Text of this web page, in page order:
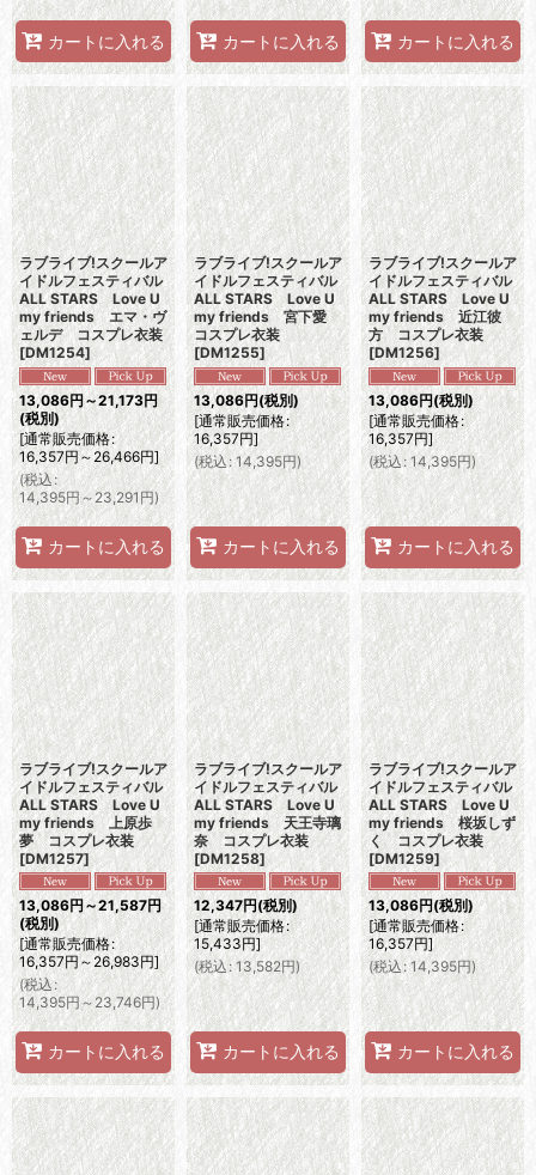
カートに入れる カートに入れる カートに入れる
ラブライブ!スクールア
イドルフェスティバル
ALL STARS Love U
my friends エマ・ヴ
ェルデ コスプレ衣装
[DM1254]
13,086円～21,173円
(税別)
[通常販売価格:
16,357円～26,466円]
(税込:
14,395円～23,291 円)
カートに入れる
ラブライブ!スクールア
イドルフェスティバル
ALL STARS Love U
my friends 宮下愛
コスプレ衣装
[DM1255]
13,086円(税別)
[通常販売価格:
16,357円]
(税込: 14,395円)
カートに入れる
ラブライブ!スクールア
イドルフェスティバル
ALL STARS Love U
my friends 近江彼
方 コスプレ衣装
[DM1256]
13,086円(税別)
[通常販売価格:
16,357円]
(税込 : 14,395円)
カートに入れる
ラブライブ!スクールア
イドルフェスティバル
ALL STARS Love U
my friends 上原歩
夢 コスプレ衣装
[DM1257]
13,086円～21,587円
(税別)
[通常販売価格:
16,357円～26,983円]
(税込:
14,395円～23,746円)
カートに入れる
ラブライブ!スクールア
イドルフェスティバル
ALL STARS Love U
my friends 天王寺璃
奈 コスプレ衣装
[DM1258]
12,347円(税別)
[通常販売価格:
15,433円]
(税込: 13,582円)
カートに入れる
ラブライブ!スクールア
イドルフェスティバル
ALL STARS Love U
my friends 桜坂しず
く コスプレ衣装
[DM1259]
13,086円(税別)
[通常販売価格:
16,357円]
(税込: 14,395円)
カートに入れる